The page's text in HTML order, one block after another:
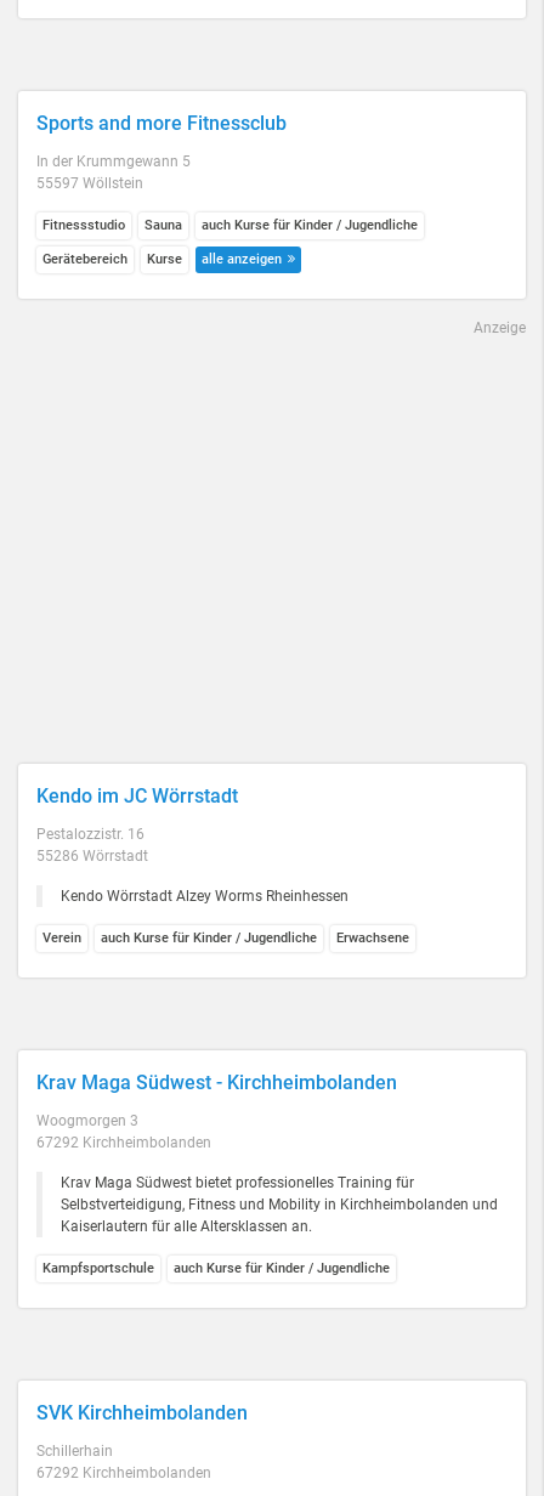
Sports and more Fitnessclub
In der Krummgewann 5
55597 Wöllstein
Fitnessstudio Sauna auch Kurse für Kinder / Jugendliche
Gerätebereich Kurse alle anzeigen
Anzeige
Kendo im JC Wörrstadt
Pestalozzistr. 16
55286 Wörrstadt
Kendo Wörrstadt Alzey Worms Rheinhessen
Verein auch Kurse für Kinder / Jugendliche Erwachsene
Krav Maga Südwest - Kirchheimbolanden
Woogmorgen 3
67292 Kirchheimbolanden
Krav Maga Südwest bietet professionelles Training für
Selbstverteidigung, Fitness und Mobility in Kirchheimbolanden und
Kaiserlautern für alle Altersklassen an.
Kampfsportschule auch Kurse für Kinder / Jugendliche
SVK Kirchheimbolanden
Schillerhain
67292 Kirchheimbolanden